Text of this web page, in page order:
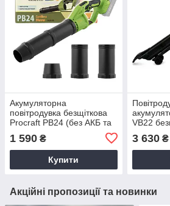
Акумуляторна
повітродувка безщіткова
Procraft PB24 (без АКБ та
1 590 ₴
Купити
VB22
3 630₴
Акційні пропозиції та новинки